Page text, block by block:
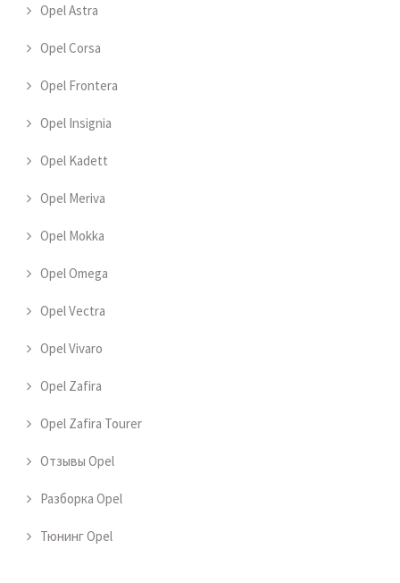
Opel Astra
Opel Corsa
Opel Frontera
Opel Insignia
Opel Kadett
Opel Meriva
Opel Mokka
Opel Omega
Opel Vectra
Opel Vivaro
Opel Zafira
Opel Zafira Tourer
Отзывы Opel
Разборка Opel
Тюнинг Opel